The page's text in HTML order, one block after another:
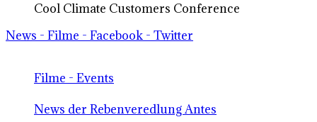
Cool Climate Customers Conference
News - Filme - Facebook - Twitter
Filme - Events
News der Rebenveredlung Antes